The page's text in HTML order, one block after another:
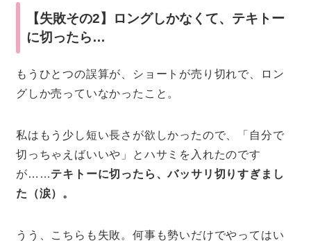
【失敗その2】ロングしかなくて、テキトー
に切ったら…
もうひとつの誤算が、ショートが売り切れで、ロン
グしか売っていなかったこと。
私はもう少し短い長さが欲しかったので、「自分で
切っちゃえばいいや」とハサミを入れたのです
が……テキトーに切ったら、バッサリ切りすぎまし
た（涙）。
うう、こちらも失敗。何事も勢いだけでやってはい